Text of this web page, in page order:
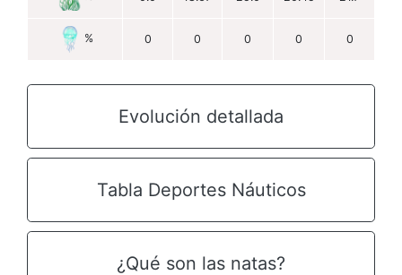
% 0 0 0 0 0
Evolución detallada
Tabla Deportes Náuticos
¿Qué son las natas?